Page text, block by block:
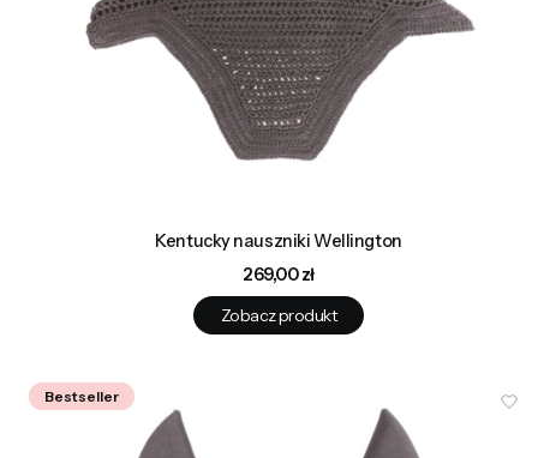
Kentucky nauszniki Wellington
Cena
269,00 zł
Zobacz produkt
Bestseller